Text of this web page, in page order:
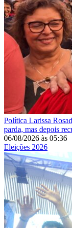
Política Larissa
parda, mas depois
06/08/2026 às 05:36
Eleições 2026